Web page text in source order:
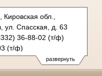
развернуть
Кировская обл.,
ул. Спасская, д. 63
36-88-02 (т/ф)
(т/ф)